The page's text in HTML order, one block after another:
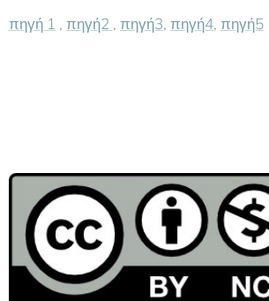
πηγή 1 , πηγή2 , πηγή3, πηγή4, πηγή5